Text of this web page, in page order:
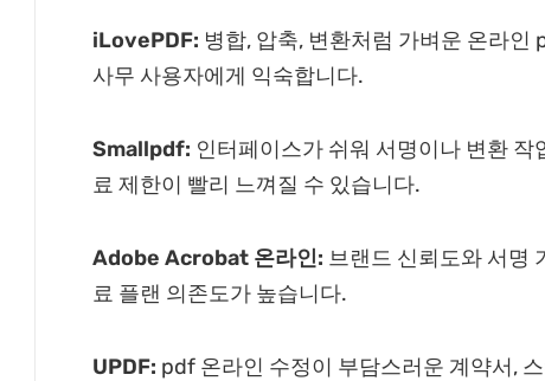
iLovePDF: 병합, 압축, 변환처럼 가벼운 온라인
사무 사용자에게 익숙합니다.
Smallpdf: 인터페이스가 쉬워 서명이나 변환
료 제한이 빨리 느껴질 수 있습니다.
Adobe Acrobat 온라인: 브랜드 신뢰도와 서명
료 플랜 의존도가 높습니다.
UPDF: pdf 온라인 수정이 부담스러운 계약서,